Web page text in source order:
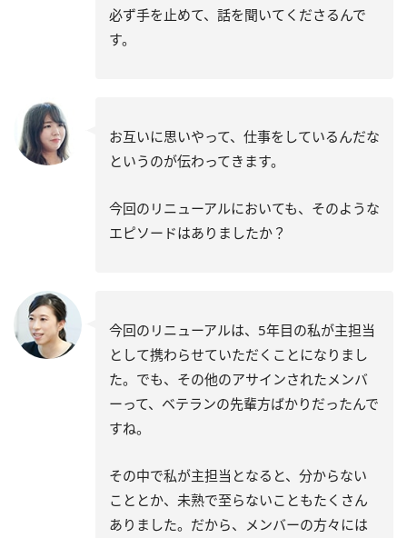
必ず手を止めて、話を聞いてくださるんで
す。
お互いに思いやって、仕事をしているんだな
というのが伝わってきます。
今回のリニューアルにおいても、そのような
エピソードはありましたか？
今回のリニューアルは、5年目の私が主担当
として携わらせていただくことになりまし
た。でも、その他のアサインされたメンバ
ーって、ベテランの先輩方ばかりだったんで
すね。
その中で私が主担当となると、分からない
こととか、未熟で至らないこともたくさん
ありました。だから、メンバーの方々には